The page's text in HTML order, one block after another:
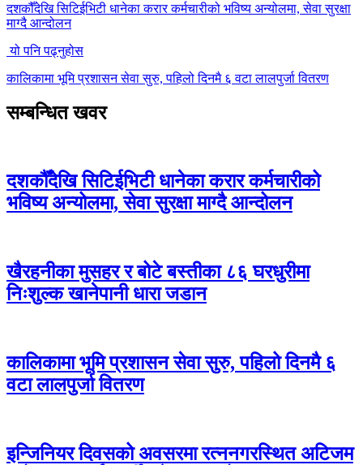
दशकौँदेखि सिटिईभिटी धानेका करार कर्मचारीको भविष्य अन्योलमा, सेवा सुरक्षा
माग्दै आन्दोलन
यो पनि पढ्नुहोस
कालिकामा भूमि प्रशासन सेवा सुरु, पहिलो दिनमै ६ वटा लालपुर्जा वितरण
सम्बन्धित खवर
दशकौँदेखि सिटिईभिटी धानेका करार कर्मचारीको
भविष्य अन्योलमा, सेवा सुरक्षा माग्दै आन्दोलन
खैरहनीका मुसहर र बोटे बस्तीका ८६ घरधुरीमा
निःशुल्क खानेपानी धारा जडान
कालिकामा भूमि प्रशासन सेवा सुरु, पहिलो दिनमै ६
वटा लालपुर्जा वितरण
इन्जिनियर दिवसको अवसरमा रत्ननगरस्थित अटिजम